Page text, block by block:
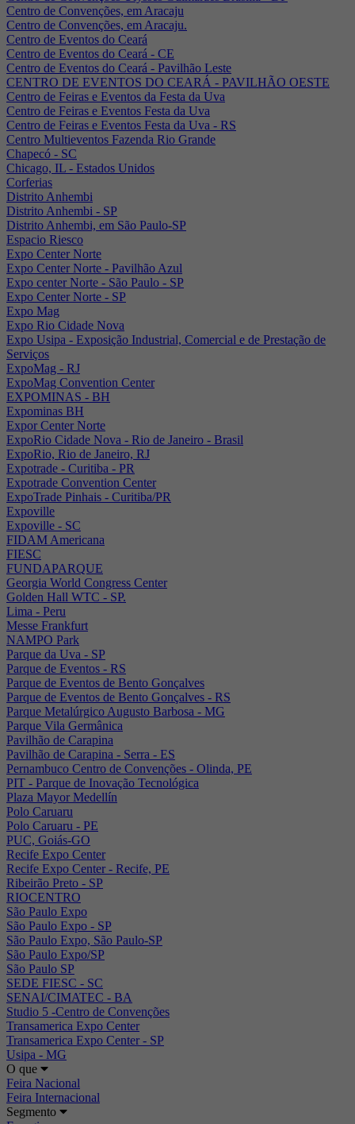
Centro de Convenções, em Aracaju
Centro de Convenções, em Aracaju.
Centro de Eventos do Ceará
Centro de Eventos do Ceará - CE
Centro de Eventos do Ceará - Pavilhão Leste
CENTRO DE EVENTOS DO CEARÁ - PAVILHÃO OESTE
Centro de Feiras e Eventos da Festa da Uva
Centro de Feiras e Eventos Festa da Uva
Centro de Feiras e Eventos Festa da Uva - RS
Centro Multieventos Fazenda Rio Grande
Chapecó - SC
Chicago, IL - Estados Unidos
Corferias
Distrito Anhembi
Distrito Anhembi - SP
Distrito Anhembi, em São Paulo-SP
Espacio Riesco
Expo Center Norte
Expo Center Norte - Pavilhão Azul
Expo center Norte - São Paulo - SP
Expo Center Norte - SP
Expo Mag
Expo Rio Cidade Nova
Expo Usipa - Exposição Industrial, Comercial e de Prestação de
Serviços
ExpoMag - RJ
ExpoMag Convention Center
EXPOMINAS - BH
Expominas BH
Expor Center Norte
ExpoRio Cidade Nova - Rio de Janeiro - Brasil
ExpoRio, Rio de Janeiro, RJ
Expotrade - Curitiba - PR
Expotrade Convention Center
ExpoTrade Pinhais - Curitiba/PR
Expoville
Expoville - SC
FIDAM Americana
FIESC
FUNDAPARQUE
Georgia World Congress Center
Golden Hall WTC - SP.
Lima - Peru
Messe Frankfurt
NAMPO Park
Parque da Uva - SP
Parque de Eventos - RS
Parque de Eventos de Bento Gonçalves
Parque de Eventos de Bento Gonçalves - RS
Parque Metalúrgico Augusto Barbosa - MG
Parque Vila Germânica
Pavilhão de Carapina
Pavilhão de Carapina - Serra - ES
Pernambuco Centro de Convenções - Olinda, PE
PIT - Parque de Inovação Tecnológica
Plaza Mayor Medellín
Polo Caruaru
Polo Caruaru - PE
PUC, Goiás-GO
Recife Expo Center
Recife Expo Center - Recife, PE
Ribeirão Preto - SP
RIOCENTRO
São Paulo Expo
São Paulo Expo - SP
São Paulo Expo, São Paulo-SP
São Paulo Expo/SP
São Paulo SP
SEDE FIESC - SC
SENAI/CIMATEC - BA
Studio 5 -Centro de Convenções
Transamerica Expo Center
Transamerica Expo Center - SP
Usipa - MG
O que
Feira Nacional
Feira Internacional
Segmento